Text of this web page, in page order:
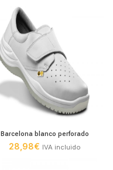
Barcelona blanco perforado
28,98€ IVA incluido